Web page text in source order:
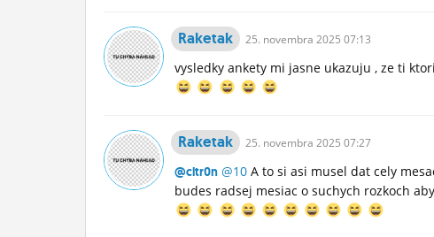
Raketak 25. novembra 2025 07:13
vysledky ankety mi jasne ukazuju , ze ti
Raketak 25. novembra 2025 07:27
@cltr0n @10 A to si asi musel dat cely
budes radsej mesiac o suchych rozkoch